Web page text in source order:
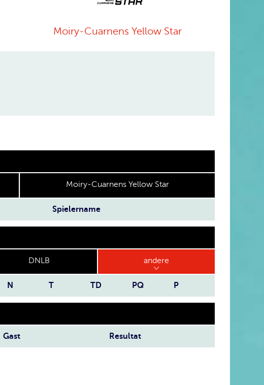
Moiry-Cuarnens Yellow Star
Moiry-Cuarnens Yellow Star
Spielername
DNLB andere
N T TD PQ P
Gast Resultat